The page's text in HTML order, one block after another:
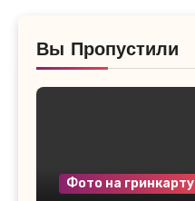
Вы Пропустили
Фото на гринкарту